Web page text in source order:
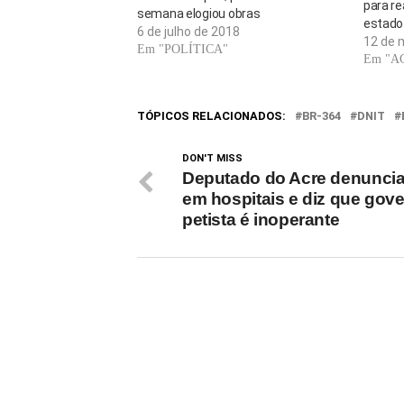
semana elogiou obras
6 de julho de 2018
Em "POLÍTICA"
para
estado
12 de
Em
TÓPICOS RELACIONADOS: BR-364 DNIT
DON'T MISS
Deputado do Acre
em hospitais e diz que
petista é inoperante